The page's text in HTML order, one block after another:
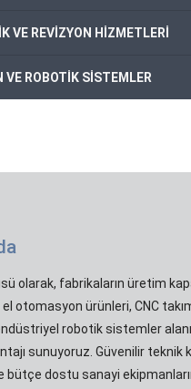
VE REVİZYON HİZMETLERİ
VE ROBOTİK SİSTEMLER
olarak, fabrikaların üretim
otomasyon ürünleri, CNC
robotik sistemler
sunuyoruz. Güvenilir teknik
bütçe dostu sanayi